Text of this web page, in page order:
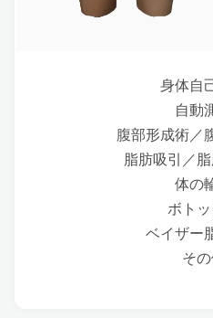
身体自
自動
腹部形成術／
脂肪吸引／
体の
ボト
ベイザー
そ